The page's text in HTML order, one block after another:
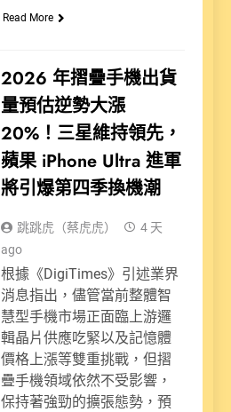
Read More
2026 年摺疊手機出貨
量預估逆勢大漲
20%！三星維持領先，
蘋果 iPhone Ultra 進軍
將引爆第四季換機潮
跳跳虎（蔡虎虎）
4 天
ago
根據《DigiTimes》引述業界
消息指出，儘管當前整體智
慧型手機市場正面臨上游邏
輯晶片供應吃緊以及記憶體
價格上漲等雙重挑戰，但摺
疊手機領域依然不受影響，
保持著強勁的擴張態勢，預